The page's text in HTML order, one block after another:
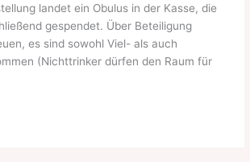
landet ein Obulus in der Kasse, die
gespendet. Über Beteiligung
es sind sowohl Viel- als auch
(Nichttrinker dürfen den Raum für